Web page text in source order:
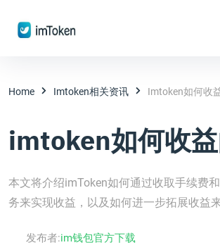
Home Imtoken相关资讯 Imtoken如何收
imtoken如何收
本文将介绍imToken如何通过收取手续费
务来实现收益，以及如何进一步拓展收益来
发布者:im钱包官方下载